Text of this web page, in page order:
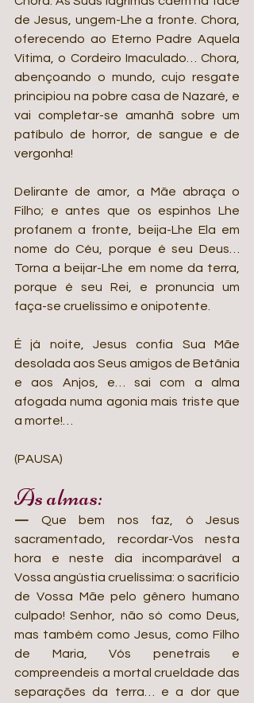
de Jesus, ungem-Lhe a fronte. Chora,
oferecendo ao Eterno Padre Aquela
Vítima, o Cordeiro Imaculado… Chora,
abençoando o mundo, cujo resgate
principiou na pobre casa de Nazaré, e
vai completar-se amanhã sobre um
patíbulo de horror, de sangue e de
vergonha!
Delirante de amor, a Mãe abraça o
Filho; e antes que os espinhos Lhe
profanem a fronte, beija-Lhe Ela em
nome do Céu, porque é seu Deus…
Torna a beijar-Lhe em nome da terra,
porque é seu Rei, e pronuncia um
faça-se cruelíssimo e onipotente.
É já noite, Jesus confia Sua Mãe
desolada aos Seus amigos de Betânia
e aos Anjos, e… sai com a alma
afogada numa agonia mais triste que
a morte!…
(PAUSA)
As almas:
— Que bem nos faz, ó Jesus
sacramentado, recordar-Vos nesta
hora e neste dia incomparável a
Vossa angústia cruelíssima: o sacrifício
de Vossa Mãe pelo gênero humano
culpado! Senhor, não só como Deus,
mas também como Jesus, como Filho
de Maria, Vós penetrais e
compreendeis a mortal crueldade das
separações da terra… e a dor que